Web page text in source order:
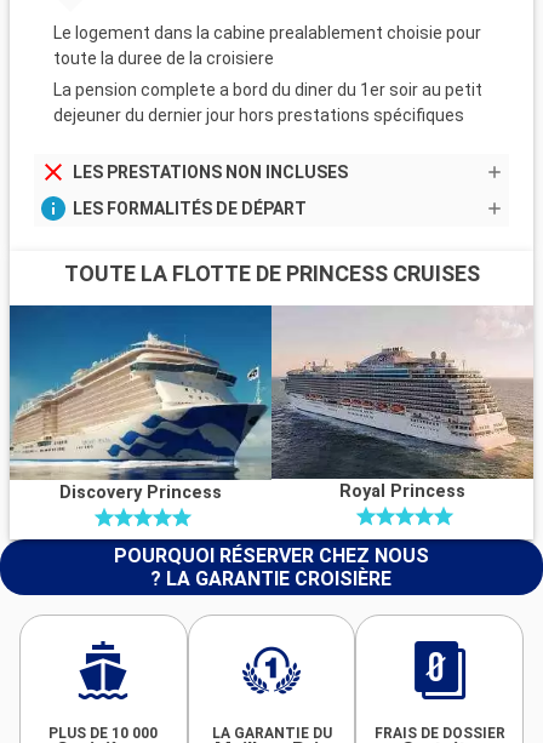
Le logement dans la cabine prealablement choisie pour
toute la duree de la croisiere
La pension complete a bord du diner du 1er soir au petit
dejeuner du dernier jour hors prestations spécifiques
LES PRESTATIONS NON INCLUSES
LES FORMALITÉS DE DÉPART
TOUTE LA FLOTTE DE PRINCESS CRUISES
Discovery Princess Royal Princess
POURQUOI RÉSERVER CHEZ NOUS
? LA GARANTIE CROISIÈRE
PLUS DE 10 000 LA GARANTIE DU FRAIS DE DOSSIER